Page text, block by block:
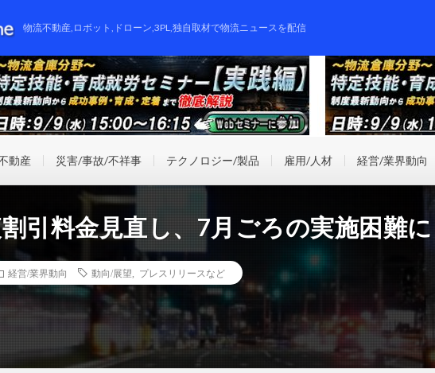
物流不動産,ロボット,ドローン,3PL,独自取材で物流ニュースを配信
動産 災害/事故/不祥事 テクノロジー/製品 雇用/人材 経営/業界動向
引料金見直し、7月ごろの実施困難に
経営/業界動向 動向/展望 プレスリリースなど